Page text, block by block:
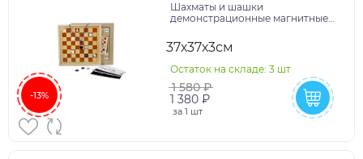
-13%
Шахматы и шашки
демонстрационные магнитные
37х37х3см
Остаток на складе: 3 шт
1 580 ₽
1 380 ₽
за 1 шт